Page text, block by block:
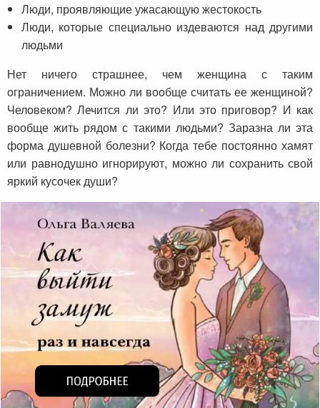
Люди, проявляющие ужасающую жестокость
Люди, которые специально издеваются над другими
людьми
Нет ничего страшнее, чем женщина с таким
ограничением. Можно ли вообще считать ее женщиной?
Человеком? Лечится ли это? Или это приговор? И как
вообще жить рядом с такими людьми? Заразна ли эта
форма душевной болезни? Когда тебе постоянно хамят
или равнодушно игнорируют, можно ли сохранить свой
яркий кусочек души?